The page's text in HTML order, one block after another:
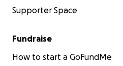
Supporter Space
Fundraise
How to start a GoFundMe